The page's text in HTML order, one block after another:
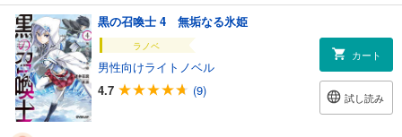
黒の召喚士 4 無垢なる氷姫
ラノベ
男性向けライトノベル
4.7
(9)
カート
試し読み